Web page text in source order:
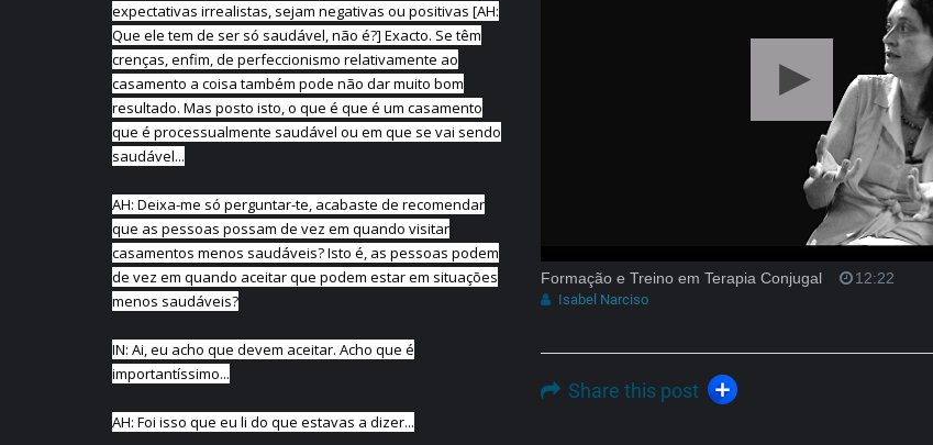
Formação e Treino em Terapia Conjugal 12:22
Isabel Narciso
Share this post
expectativas irrealistas, sejam negativas ou positivas [AH:
Que ele tem de ser só saudável, não é?] Exacto. Se têm
crenças, enfim, de perfeccionismo relativamente ao
casamento a coisa também pode não dar muito bom
resultado. Mas posto isto, o que é que é um casamento
que é processualmente saudável ou em que se vai sendo
saudável...
AH: Deixa-me só perguntar-te, acabaste de recomendar
que as pessoas possam de vez em quando visitar
casamentos menos saudáveis? Isto é, as pessoas podem
de vez em quando aceitar que podem estar em situações
menos saudáveis?
IN: Ai, eu acho que devem aceitar. Acho que é
importantíssimo...
AH: Foi isso que eu li do que estavas a dizer...